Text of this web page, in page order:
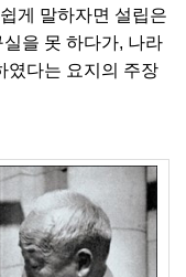
게 말하자면 설립은
을 못 하다가, 나라
였다는 요지의 주장